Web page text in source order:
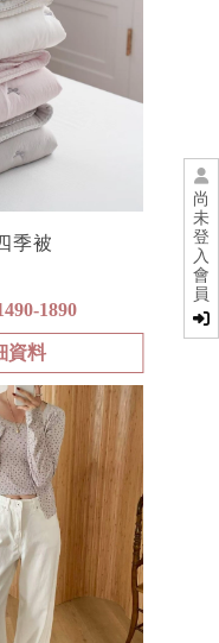
尚
未
登
入
會
員
季被
1890
資料